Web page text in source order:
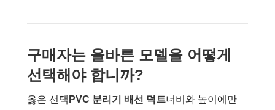
구매자는 올바른 모델을 어떻게
선택해야 합니까?
옳은 선택 PVC 분리기 배선 덕트너비와 높이에만